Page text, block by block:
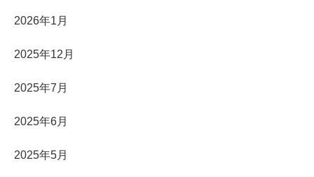
2026年1月
2025年12月
2025年7月
2025年6月
2025年5月